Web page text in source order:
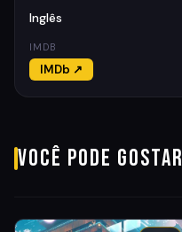
Inglês
IMDB
IMDb ↗
Você pode gostar